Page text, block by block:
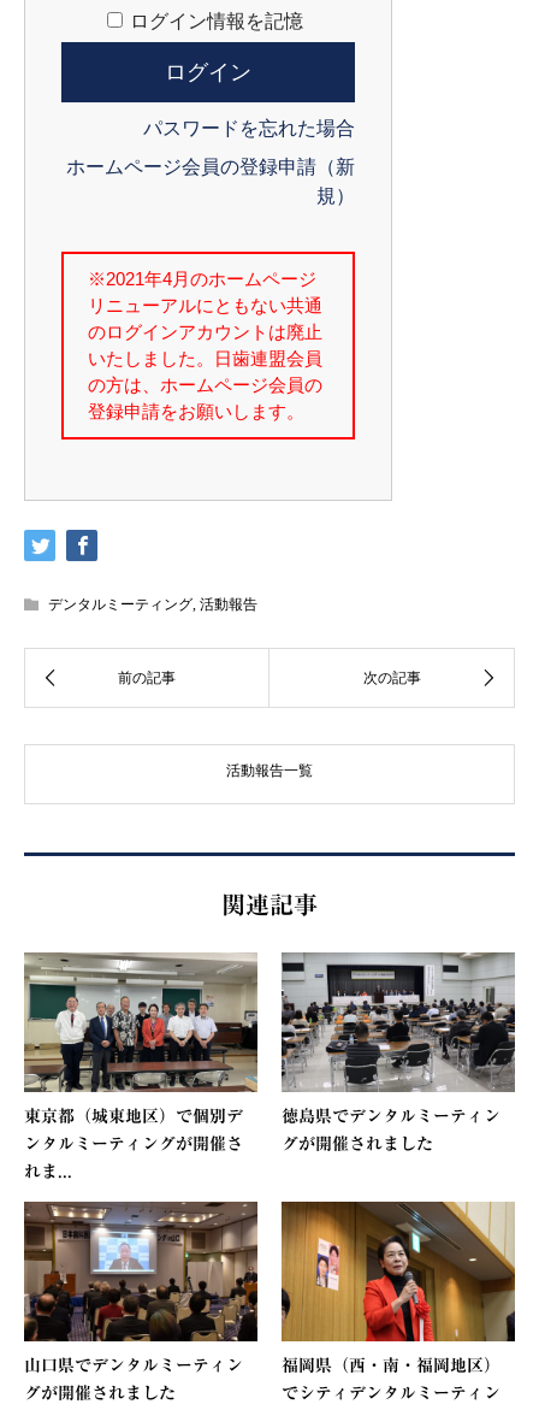
ログイン情報を記憶
パスワードを忘れた場合
ホームページ会員の登録申請（新
規）
デンタルミーティング 活動報告
活動報告一覧
関連記事
東京都（城東地区）で個別デ
ンタルミーティングが開催さ
れま...
徳島県でデンタルミーティン
グが開催されました
山口県でデンタルミーティン
グが開催されました
福岡県（西・南・福岡地区）
でシティデンタルミーティン